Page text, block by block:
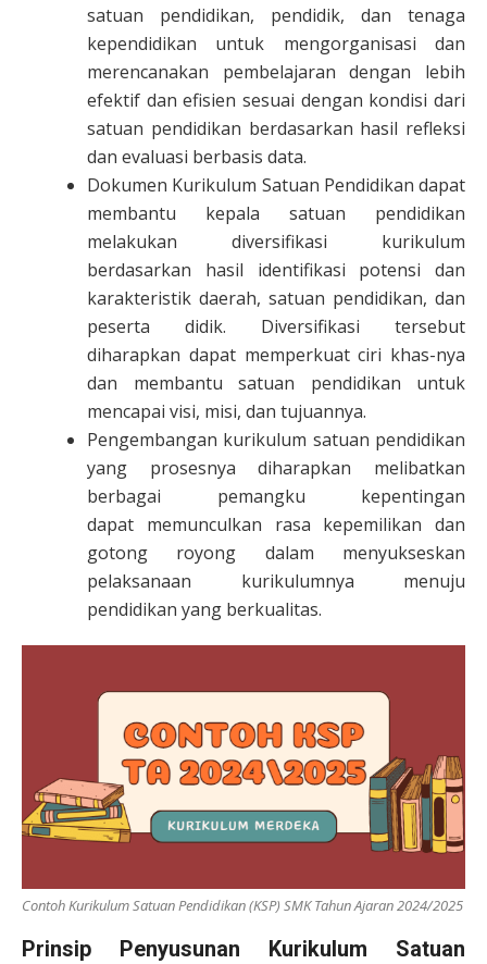
satuan pendidikan, pendidik, dan tenaga
kependidikan untuk mengorganisasi dan
merencanakan pembelajaran dengan lebih
efektif dan efisien sesuai dengan kondisi dari
satuan pendidikan berdasarkan hasil refleksi
dan evaluasi berbasis data.
Dokumen Kurikulum Satuan Pendidikan dapat
membantu kepala satuan pendidikan
melakukan diversifikasi kurikulum
berdasarkan hasil identifikasi potensi dan
karakteristik daerah, satuan pendidikan, dan
peserta didik. Diversifikasi tersebut
diharapkan dapat memperkuat ciri khas-nya
dan membantu satuan pendidikan untuk
mencapai visi, misi, dan tujuannya.
Pengembangan kurikulum satuan pendidikan
yang prosesnya diharapkan melibatkan
berbagai pemangku kepentingan
dapat memunculkan rasa kepemilikan dan
gotong royong dalam menyukseskan
pelaksanaan kurikulumnya menuju
pendidikan yang berkualitas.
Contoh Kurikulum Satuan Pendidikan (KSP) SMK Tahun Ajaran 2024/2025
Prinsip Penyusunan Kurikulum Satuan